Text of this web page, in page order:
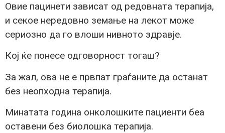
Овие пацинети зависат од редовната терапија,
и секое нередовно земање на лекот може
сериозно да го влоши нивното здравје.
Кој ќе понесе одговорност тогаш?
За жал, ова не е првпат граѓаните да останат
без неопходна терапија.
Минатата година онколошките пациенти беа
оставени без биолошка терапија.